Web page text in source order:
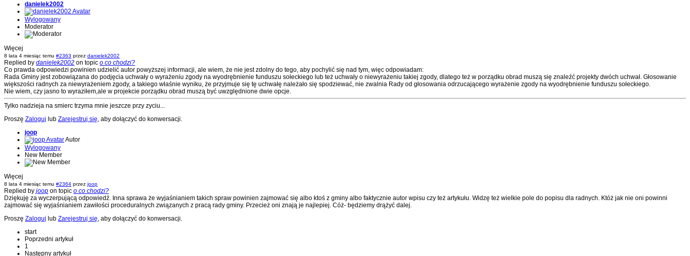
danielek2002
Wylogowany
Moderator
Więcej
8 lata 4 miesiąc temu #2363 przez danielek2002
Replied by danielek2002 on topic o co chodzi?
Co prawda odpowiedzi powinien udzielić autor powyższej informacji, ale wiem, że nie jest zdolny do tego, aby pochylić się nad tym, więc odpowiadam:
Rada Gminy jest zobowiązana do podjęcia uchwały o wyrażeniu zgody na wyodrębnienie funduszu sołeckiego lub też uchwały o niewyrażeniu takiej zgody, dlatego też w porządku obrad muszą się znaleźć projekty dwóch uchwał. Głosowanie
większości radnych za niewyrażeniem zgody, a takiego właśnie wyniku, że przyjmuje się tę uchwałę należało się spodziewać, nie zwalnia Rady od głosowania odrzucającego wyrażenie zgody na wyodrębnienie funduszu sołeckiego.
Nie wiem, czy jasno to wyraziłem,ale w projekcie porządku obrad muszą być uwzględnione dwie opcje.
Tylko nadzieja na smierc trzyma mnie jeszcze przy zyciu...
Proszę Zaloguj lub Zarejestruj się, aby dołączyć do konwersacji.
joop
Autor
Wylogowany
New Member
Więcej
8 lata 4 miesiąc temu #2364 przez joop
Replied by joop on topic o co chodzi?
Dziękuję za wyczerpującą odpowiedź. Inna sprawa że wyjaśnianiem takich spraw powinien zajmować się albo ktoś z gminy albo faktycznie autor wpisu czy też artykułu. Widzę też wielkie pole do popisu dla radnych. Któż jak nie oni powinni
zajmować się wyjaśnianiem zawiłości proceduralnych związanych z pracą rady gminy. Przecież oni znają je najlepiej. Cóż- będziemy drążyć dalej.
Proszę Zaloguj lub Zarejestruj się, aby dołączyć do konwersacji.
start
Poprzedni artykuł
1
Następny artykuł